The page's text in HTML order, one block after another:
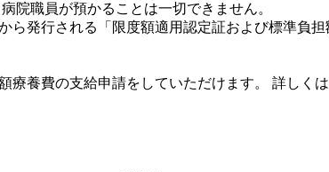
職員が預かることは一切できません。
発行される「限度額適用認定証および標準負
養費の支給申請をしていただけます。 詳しく